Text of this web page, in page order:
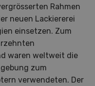
Rahmen
neuen Lackiererei
einsetzen. Zum
waren weltweit die
zum
verwendeten. Der